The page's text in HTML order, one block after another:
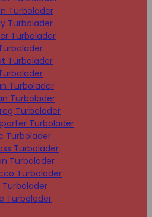
Turbolader
Turbolader
Turbolader
Turbolader
Turbolader
Turbolader
Turbolader
Turbolader
Turbolader
Turbolader
Turbolader
Turbolader
Turbolader